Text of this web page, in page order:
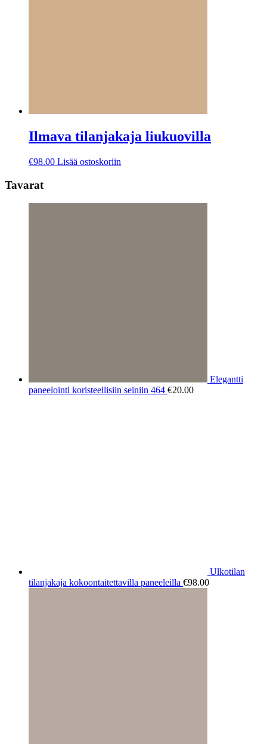
Ilmava tilanjakaja liukuovilla
€98.00 Lisää ostoskoriin
Tavarat
Elegantti
paneelointi koristeellisiin seiniin 464 €20.00
Ulkotilan
tilanjakaja kokoontaitettavilla paneeleilla €98.00